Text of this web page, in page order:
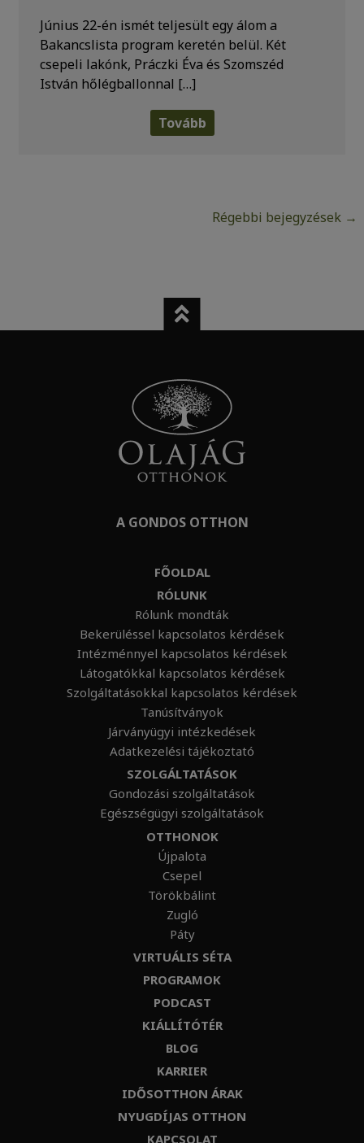
Június 22-én ismét teljesült egy álom a
Bakancslista program keretén belül. Két
csepeli lakónk, Práczki Éva és Szomszéd
István hőlégballonnal […]
Tovább
Régebbi bejegyzések →
A GONDOS OTTHON
FŐOLDAL
RÓLUNK
Rólunk mondták
Bekerüléssel kapcsolatos kérdések
Intézménnyel kapcsolatos kérdések
Látogatókkal kapcsolatos kérdések
Szolgáltatásokkal kapcsolatos kérdések
Tanúsítványok
Járványügyi intézkedések
Adatkezelési tájékoztató
SZOLGÁLTATÁSOK
Gondozási szolgáltatások
Egészségügyi szolgáltatások
OTTHONOK
Újpalota
Csepel
Törökbálint
Zugló
Páty
VIRTUÁLIS SÉTA
PROGRAMOK
PODCAST
KIÁLLÍTÓTÉR
BLOG
KARRIER
IDŐSOTTHON ÁRAK
NYUGDÍJAS OTTHON
KAPCSOLAT